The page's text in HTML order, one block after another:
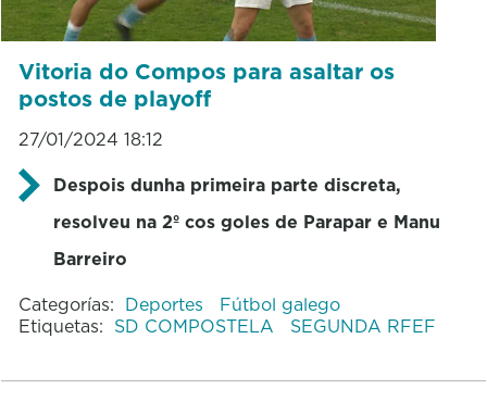
Vitoria do Compos para asaltar os
postos de playoff
27/01/2024 18:12
Despois dunha primeira parte discreta,
resolveu na 2º cos goles de Parapar e Manu
Barreiro
Categorías: Deportes
Fútbol galego
Etiquetas: SD COMPOSTELA SEGUNDA RFEF